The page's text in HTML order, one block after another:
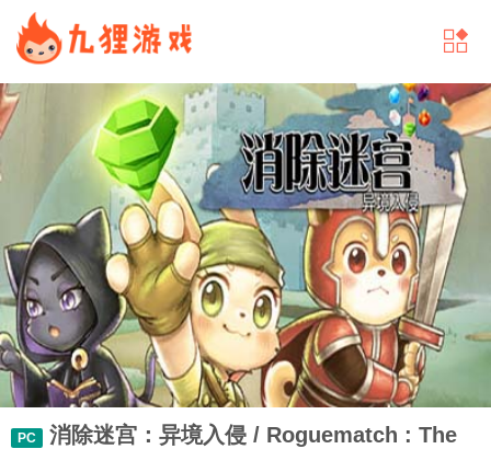
PC
消除迷宫：异境入侵 / Roguematch : The